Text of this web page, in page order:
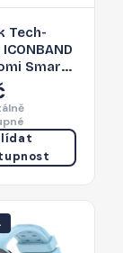
Tech-
Smart
/ 10 /
blue